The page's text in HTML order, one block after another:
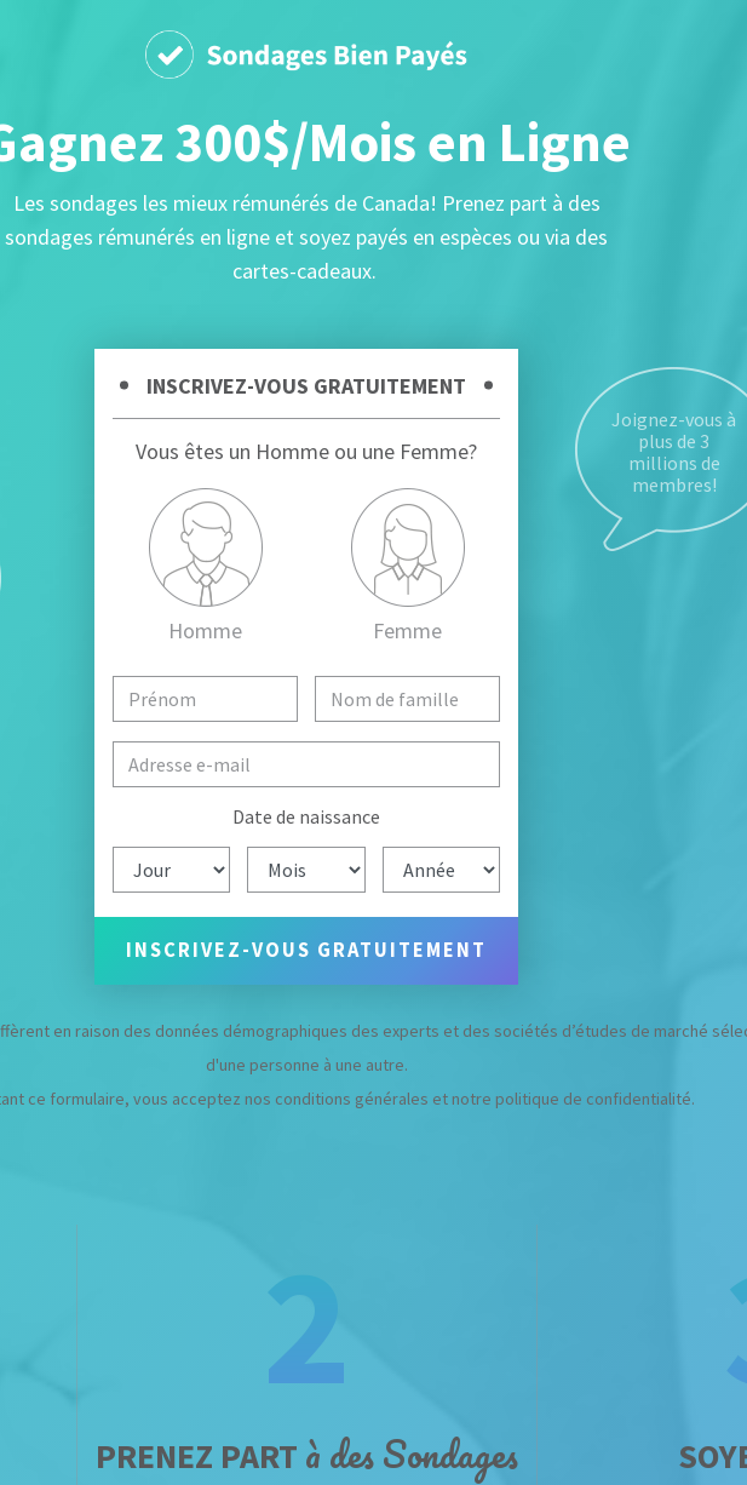
300$/Mois en Ligne
Les sondages les mieux rémunérés de Canada! Prenez part à des
sondages rémunérés en ligne et soyez payés en espèces ou via des
cartes-cadeaux.
INSCRIVEZ-VOUS GRATUITEMENT
Vous êtes un Homme ou une Femme?
Homme Femme
Date de naissance
en raison des données démographiques des experts et des sociétés d’études de marché
d'une personne à une autre.
ce formulaire, vous acceptez nos conditions générales et notre politique de confidentialité.
2
PRENEZ PART à des Sondages